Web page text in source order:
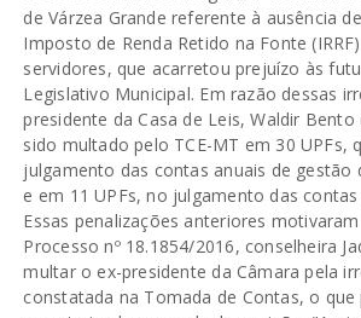
de Várzea Grande referente à ausência
Imposto de Renda Retido na Fonte
servidores, que acarretou prejuízo às
Legislativo Municipal. Em razão dessas
presidente da Casa de Leis, Waldir
sido multado pelo TCE-MT em 30 UPFs,
julgamento das contas anuais de gestão
e em 11 UPFs, no julgamento das
Essas penalizações anteriores
Processo nº 18.1854/2016, conselheira
multar o ex-presidente da Câmara pela
constatada na Tomada de Contas, o que